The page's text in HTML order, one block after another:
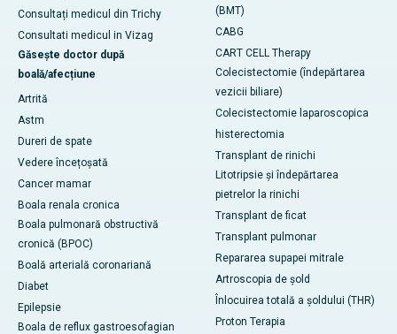
Consultați medicul din Trichy
Consultati medicul in Vizag
Găsește doctor după
boală/afecțiune
Artrită
Astm
Dureri de spate
Vedere încețoșată
Cancer mamar
Boala renala cronica
Boala pulmonară obstructivă
cronică (BPOC)
Boală arterială coronariană
Diabet
Epilepsie
Boala de reflux gastroesofagian
(BMT)
CABG
CART CELL Therapy
Colecistectomie (îndepărtarea
vezicii biliare)
Colecistectomie laparoscopica
histerectomia
Transplant de rinichi
Litotripsie și îndepărtarea
pietrelor la rinichi
Transplant de ficat
Transplant pulmonar
Repararea supapei mitrale
Artroscopia de șold
Înlocuirea totală a șoldului (THR)
Proton Terapia